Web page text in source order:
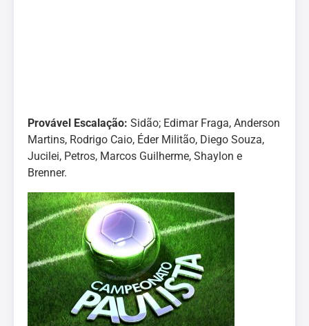
Provável Escalação: Sidão; Edimar Fraga, Anderson
Martins, Rodrigo Caio, Éder Militão, Diego Souza,
Jucilei, Petros, Marcos Guilherme, Shaylon e
Brenner.